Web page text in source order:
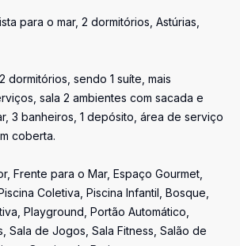
para o mar, 2 dormitórios, Astúrias,
dormitórios, sendo 1 suíte, mais
sala 2 ambientes com sacada e
3 banheiros, 1 depósito, área de serviço
coberta.
Frente para o Mar, Espaço Gourmet,
Coletiva, Piscina Infantil, Bosque,
Playground, Portão Automático,
Sala de Jogos, Sala Fitness, Salão de